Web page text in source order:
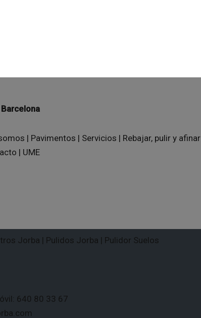
| Pavimentos | Servicios | Rebajar, pulir y afinar
| UME
Jorba | Pulidos Jorba | Pulidor Suelos
640 80 33 67